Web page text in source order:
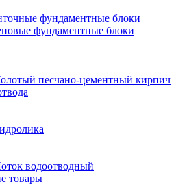
фундаментные блоки
фундаментные блоки
песчано-цементный кирпич
водоотводный
товары